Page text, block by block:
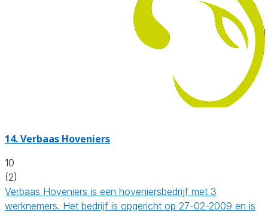
14.Verbaas Hoveniers
10
(2)
Verbaas Hoveniers is een hoveniersbedrijf met 3
werknemers. Het bedrijf is opgericht op 27-02-2009 en is